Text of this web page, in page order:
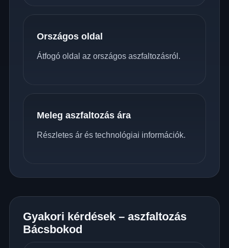
Országos oldal
Átfogó oldal az országos aszfaltozásról.
Meleg aszfaltozás ára
Részletes ár és technológiai információk.
Gyakori kérdések – aszfaltozás
Bácsbokod